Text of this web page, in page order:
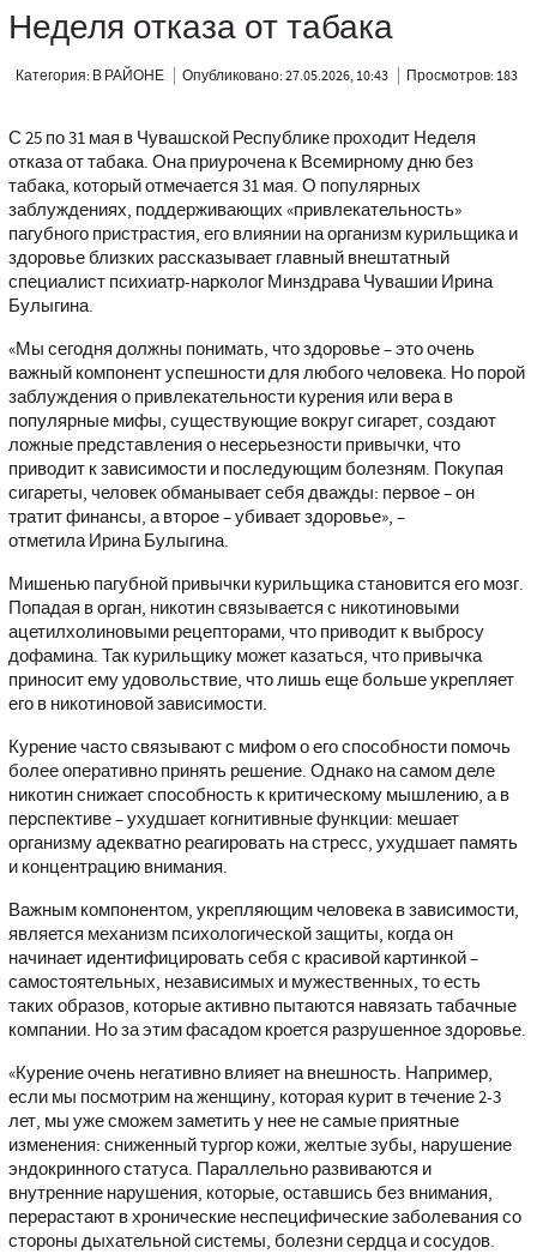
Неделя отказа от табака
Категория: В РАЙОНЕ Опубликовано: 27.05.2026, 10:43 Просмотров: 183
С 25 по 31 мая в Чувашской Республике проходит Неделя
отказа от табака. Она приурочена к Всемирному дню без
табака, который отмечается 31 мая. О популярных
заблуждениях, поддерживающих «привлекательность»
пагубного пристрастия, его влиянии на организм курильщика и
здоровье близких рассказывает главный внештатный
специалист психиатр-нарколог Минздрава Чувашии Ирина
Булыгина.
«Мы сегодня должны понимать, что здоровье – это очень
важный компонент успешности для любого человека. Но порой
заблуждения о привлекательности курения или вера в
популярные мифы, существующие вокруг сигарет, создают
ложные представления о несерьезности привычки, что
приводит к зависимости и последующим болезням. Покупая
сигареты, человек обманывает себя дважды: первое – он
тратит финансы, а второе – убивает здоровье», –
отметила Ирина Булыгина.
Мишенью пагубной привычки курильщика становится его мозг.
Попадая в орган, никотин связывается с никотиновыми
ацетилхолиновыми рецепторами, что приводит к выбросу
дофамина. Так курильщику может казаться, что привычка
приносит ему удовольствие, что лишь еще больше укрепляет
его в никотиновой зависимости.
Курение часто связывают с мифом о его способности помочь
более оперативно принять решение. Однако на самом деле
никотин снижает способность к критическому мышлению, а в
перспективе – ухудшает когнитивные функции: мешает
организму адекватно реагировать на стресс, ухудшает память
и концентрацию внимания.
Важным компонентом, укрепляющим человека в зависимости,
является механизм психологической защиты, когда он
начинает идентифицировать себя с красивой картинкой –
самостоятельных, независимых и мужественных, то есть
таких образов, которые активно пытаются навязать табачные
компании. Но за этим фасадом кроется разрушенное здоровье.
«Курение очень негативно влияет на внешность. Например,
если мы посмотрим на женщину, которая курит в течение 2-3
лет, мы уже сможем заметить у нее не самые приятные
изменения: сниженный тургор кожи, желтые зубы, нарушение
эндокринного статуса. Параллельно развиваются и
внутренние нарушения, которые, оставшись без внимания,
перерастают в хронические неспецифические заболевания со
стороны дыхательной системы, болезни сердца и сосудов.